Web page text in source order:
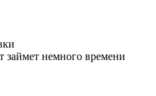
займет немного времени